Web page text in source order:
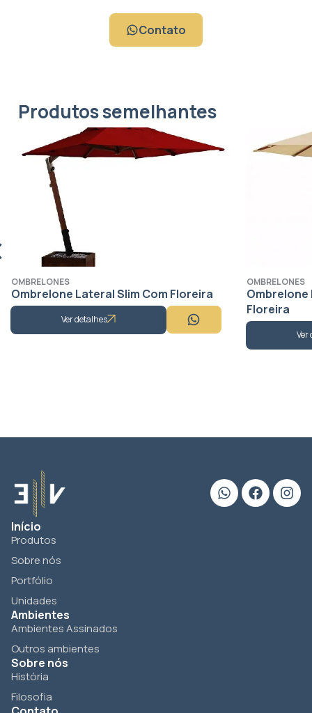
Contato
Produtos semelhantes
Com Floreira
Ombrelone Premium Giratório
Floreira
Ver detalhes
Início
Produtos
Sobre nós
Portfólio
Unidades
Ambientes
Ambientes Assinados
Outros ambientes
Sobre nós
História
Filosofia